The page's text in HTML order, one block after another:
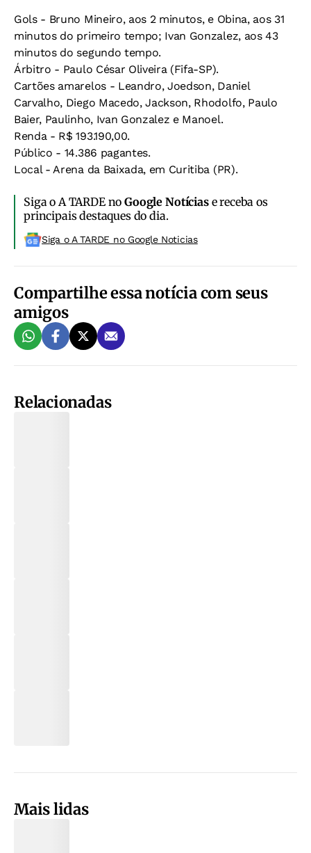
Gols - Bruno Mineiro, aos 2 minutos, e Obina, aos 31
minutos do primeiro tempo; Ivan Gonzalez, aos 43
minutos do segundo tempo.
Árbitro - Paulo César Oliveira (Fifa-SP).
Cartões amarelos - Leandro, Joedson, Daniel
Carvalho, Diego Macedo, Jackson, Rhodolfo, Paulo
Baier, Paulinho, Ivan Gonzalez e Manoel.
Renda - R$ 193.190,00.
Público - 14.386 pagantes.
Local - Arena da Baixada, em Curitiba (PR).
Siga o A TARDE noGoogle Notíciase receba os
principais destaques do dia.
Siga o A TARDE no Google Noticias
Compartilhe essa notícia com seus
amigos
Relacionadas
Mais lidas